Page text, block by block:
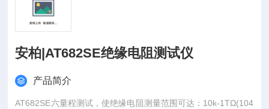
安柏|AT682SE绝缘电阻测试仪
产品简介
AT682SE六量程测试，使绝缘电阻测量范围可达：10k-1TΩ(104